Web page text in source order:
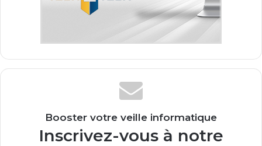
Booster votre veille informatique
Inscrivez-vous à notre